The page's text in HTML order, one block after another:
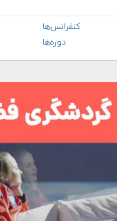
کنفرانس‌ها
دوره‌ها